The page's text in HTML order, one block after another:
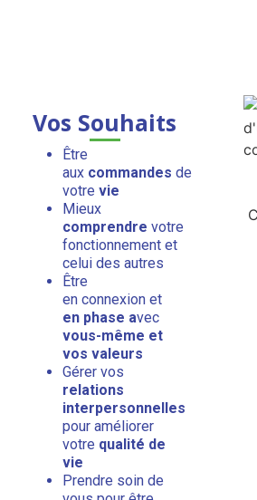
Vos Souhaits
Être
aux commandes de
votrevie
Mieux
comprendre votre
fonctionnement et
celui des autres
Être
en connexion et
en phase avec
vous-même et
vos valeurs
Gérer vos
relations
interpersonnelles
pour améliorer
votre qualité de
vie
Prendre soin de